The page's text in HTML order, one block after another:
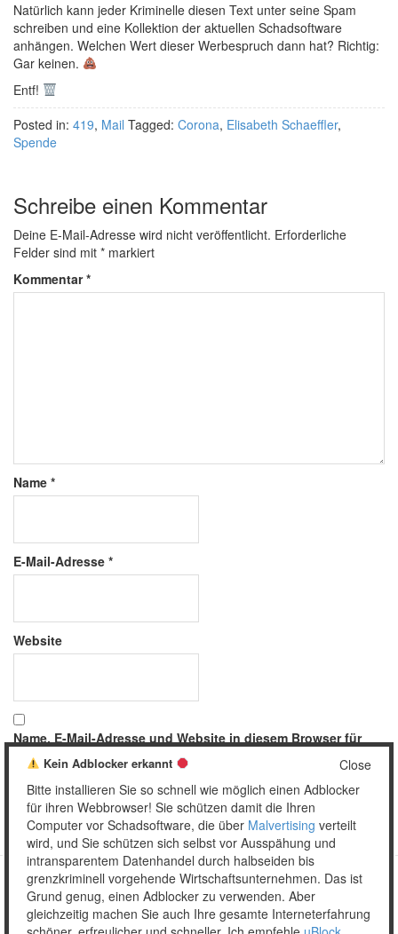
Natürlich kann jeder Kriminelle diesen Text unter seine Spam
schreiben und eine Kollektion der aktuellen Schadsoftware
anhängen. Welchen Wert dieser Werbespruch dann hat? Richtig:
Gar keinen.
Entf!
Posted in: 419, Mail Tagged: Corona, Elisabeth Schaeffler,
Spende
Schreibe einen Kommentar
Deine E-Mail-Adresse wird nicht veröffentlicht. Erforderliche
Felder sind mit * markiert
Kommentar*
Name *
E-Mail-Adresse *
Website
Name, E-Mail-Adresse und Website in diesem Browser für
meinen nächsten Kommentar speichern.
Copyright © 2026 Unser täglich Spam.
MobileWordPress Theme by themehall.com
Close
Kein Adblocker erkannt
Bitte installieren Sie so schnell wie möglich einen Adblocker
für ihren Webbrowser! Sie schützen damit die Ihren
Computer vor Schadsoftware, die über Malvertising verteilt
wird, und Sie schützen sich selbst vor Ausspähung und
intransparentem Datenhandel durch halbseiden bis
grenzkriminell vorgehende Wirtschaftsunternehmen. Das ist
Grund genug, einen Adblocker zu verwenden. Aber
gleichzeitig machen Sie auch Ihre gesamte Interneterfahrung